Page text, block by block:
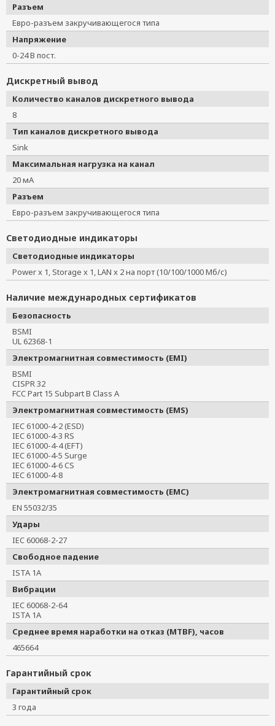
Разъем
Евро-разъем закручивающегося типа
Напряжение
0-24 В пост.
Дискретный вывод
Количество каналов дискретного вывода
8
Тип каналов дискретного вывода
Sink
Максимальная нагрузка на канал
20 мА
Разъем
Евро-разъем закручивающегося типа
Светодиодные индикаторы
Светодиодные индикаторы
Power x 1, Storage x 1, LAN x 2 на порт (10/100/1000 Мб/с)
Наличие международных сертификатов
Безопасность
BSMI
UL 62368-1
Электромагнитная совместимость (EMI)
BSMI
CISPR 32
FCC Part 15 Subpart B Class A
Электромагнитная совместимость (EMS)
IEC 61000-4-2 (ESD)
IEC 61000-4-3 RS
IEC 61000-4-4 (EFT)
IEC 61000-4-5 Surge
IEC 61000-4-6 CS
IEC 61000-4-8
Электромагнитная совместимость (EMC)
EN 55032/35
Удары
IEC 60068-2-27
Свободное падение
ISTA 1A
Вибрации
IEC 60068-2-64
ISTA 1A
Среднее время наработки на отказ (MTBF), часов
465664
Гарантийный срок
Гарантийный срок
3 года